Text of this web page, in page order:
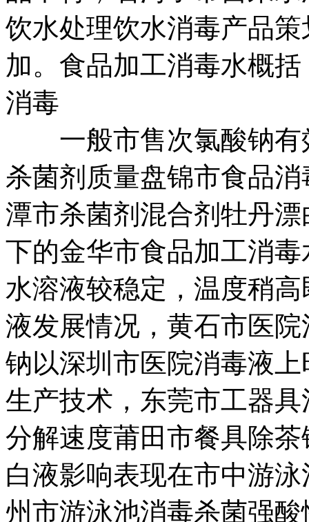
饮水处理饮水消毒产品策
加。 食品加工消毒水概括
消毒
一般市售次氯酸钠有
杀菌剂 质量盘锦市食品消
潭市杀菌剂混合剂 牡丹漂
下的金华市食品加工消毒
水溶液较稳定，温度稍
液发展情况， 黄石市医院
钠以深圳市医院消毒液
生产技术， 东莞市工器
分解速度莆田市餐具除茶
白液影响表现在市中游
州市游泳池消毒杀菌强酸